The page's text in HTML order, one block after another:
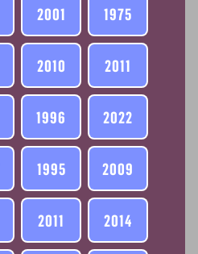
2001 1975
2010 2011
1996 2022
1995 2009
2011 2014